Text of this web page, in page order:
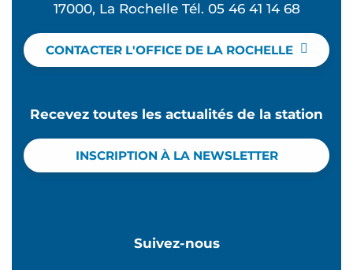
17000, La Rochelle Tél. 05 46 41 14 68
CONTACTER L'OFFICE DE LA ROCHELLE
Recevez toutes les actualités de la station
INSCRIPTION À LA NEWSLETTER
Suivez-nous